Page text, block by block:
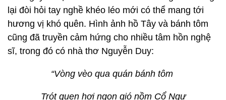
lại đòi hỏi tay nghề khéo léo mới có thể mang tới
hương vị khó quên. Hình ảnh hồ Tây và bánh tôm
cũng đã truyền cảm hứng cho nhiều tâm hồn nghệ
sĩ, trong đó có nhà thơ Nguyễn Duy:
“Vòng vèo qua quán bánh tôm
Trót quen hơi ngọn gió nồm Cổ Ngư